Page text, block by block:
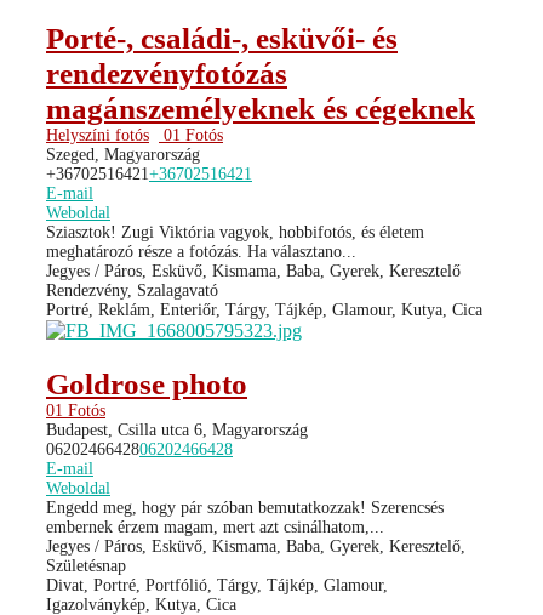
Porté-, családi-, esküvői- és
rendezvényfotózás
magánszemélyeknek és cégeknek
Helyszíni fotós
01 Fotós
Szeged, Magyarország
+36702516421 +36702516421
E-mail
Weboldal
Sziasztok! Zugi Viktória vagyok, hobbifotós, és életem
meghatározó része a fotózás. Ha választano...
Jegyes / Páros, Esküvő, Kismama, Baba, Gyerek, Keresztelő
Rendezvény, Szalagavató
Portré, Reklám, Enteriőr, Tárgy, Tájkép, Glamour, Kutya, Cica
Goldrose photo
01 Fotós
Budapest, Csilla utca 6, Magyarország
0620246642806202466428
E-mail
Weboldal
Engedd meg, hogy pár szóban bemutatkozzak! Szerencsés
embernek érzem magam, mert azt csinálhatom,...
Jegyes / Páros, Esküvő, Kismama, Baba, Gyerek, Keresztelő,
Születésnap
Divat, Portré, Portfólió, Tárgy, Tájkép, Glamour,
Igazolványkép, Kutya, Cica